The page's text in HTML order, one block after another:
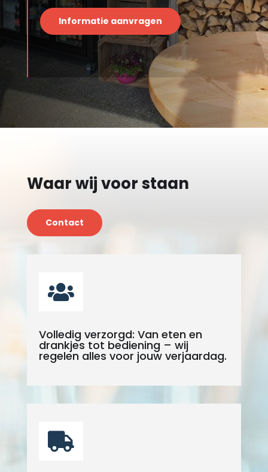
Informatie aanvragen
Waar wij voor staan
Contact

Volledig verzorgd: Van eten en
drankjes tot bediening – wij
regelen alles voor jouw verjaardag.
